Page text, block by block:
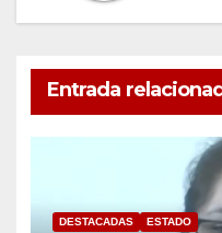
Entrada
DESTACADAS ESTADO